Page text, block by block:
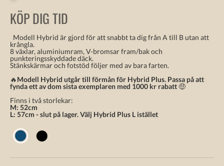
KÖP DIG TID
Modell Hybrid är gjord för att snabbt ta dig från A till B utan att
krångla.
8 växlar, aluminiumram, V-bromsar fram/bak och
punkteringsskyddade däck.
Stänkskärmar och fotstöd följer med av bara farten.
🔥Modell Hybrid utgår till förmån för Hybrid Plus. Passa på att
fynda ett av dom sista exemplaren med 1000 kr rabatt 🤑
Finns i två storlekar:
M: 52cm
L: 57cm - slut på lager. Välj Hybrid Plus L istället